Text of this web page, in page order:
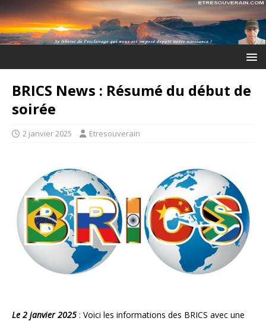
BRICS News : Résumé du début de
soirée
2 janvier 2025 Etresouverain
Le 2 janvier 2025 : Voici les informations des BRICS avec une